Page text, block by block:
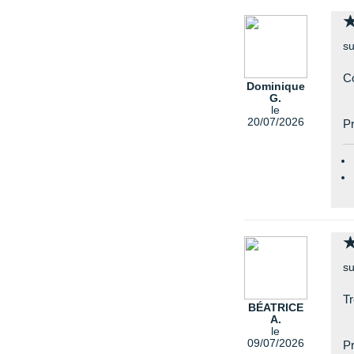
Dominique
G.
le
20/07/2026
BÉATRICE
A.
le
09/07/2026